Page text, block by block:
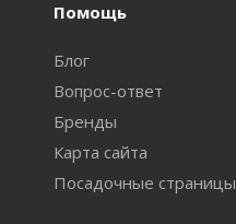
Помощь
Блог
Вопрос-ответ
Бренды
Карта сайта
Посадочные страницы